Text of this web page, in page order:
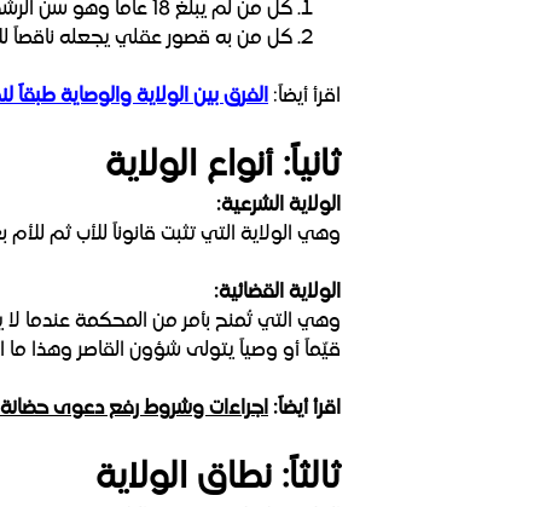
كل من لم يبلغ 18 عاماً وهو سن الرشد.
كل من به قصور عقلي يجعله ناقصاً
اقرأ أيضاً: الفرق بين الولاية والوصاية
ثانياً: أنواع الولاية
الولاية الشرعية:
وهي الولاية التي تثبت قانوناً للأب ثم
الولاية القضائية:
وهي التي تُمنح بأمر من المحكمة عندما
قيّماً أو وصياً يتولى شؤون القاصر وهذا ما
اقرأ أيضاً: اجراءات وشروط رفع دعوى
ثالثاً: نطاق الولاية